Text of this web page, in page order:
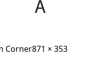
CornerFull
871 × 353